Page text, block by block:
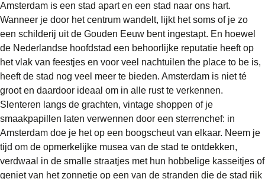
Amsterdam is een stad apart en een stad naar ons hart.
Wanneer je door het centrum wandelt, lijkt het soms of je zo
een schilderij uit de Gouden Eeuw bent ingestapt. En hoewel
de Nederlandse hoofdstad een behoorlijke reputatie heeft op
het vlak van feestjes en voor veel nachtuilen the place to be is,
heeft de stad nog veel meer te bieden. Amsterdam is niet té
groot en daardoor ideaal om in alle rust te verkennen.
Slenteren langs de grachten, vintage shoppen of je
smaakpapillen laten verwennen door een sterrenchef: in
Amsterdam doe je het op een boogscheut van elkaar. Neem je
tijd om de opmerkelijke musea van de stad te ontdekken,
verdwaal in de smalle straatjes met hun hobbelige kasseitjes of
geniet van het zonnetje op een van de stranden die de stad rijk